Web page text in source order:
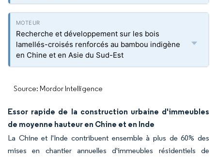
Recherche et développement sur les bois
lamellés-croisés renforcés au bambou indigène
en Chine et en Asie du Sud-Est
Source: Mordor Intelligence
Essor rapide de la construction urbaine d'immeubles
de moyenne hauteur en Chine et en Inde
La Chine et l'Inde contribuent ensemble à plus de 60% des
mises en chantier annuelles d'immeubles résidentiels de